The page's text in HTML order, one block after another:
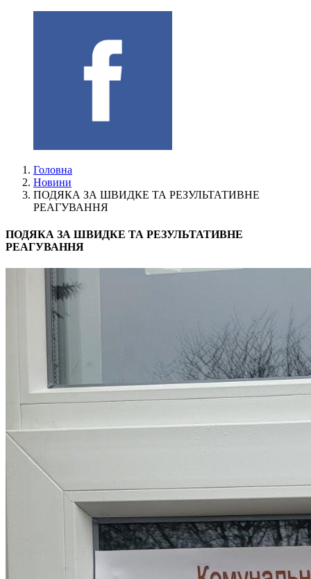
Головна
Новини
ПОДЯКА ЗА ШВИДКЕ ТА РЕЗУЛЬТАТИВНЕ
РЕАГУВАННЯ
ПОДЯКА ЗА ШВИДКЕ ТА РЕЗУЛЬТАТИВНЕ
РЕАГУВАННЯ